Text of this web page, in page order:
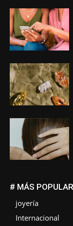
# MÁS
joyería
Internacional